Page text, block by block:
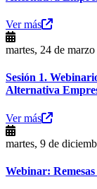
Ver más
martes, 24 de
Sesión 1.
Alternativa
Ver más
martes, 9 de
Webinar: